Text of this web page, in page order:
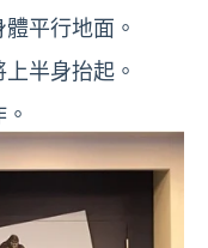
平行地面。
半身抬起。